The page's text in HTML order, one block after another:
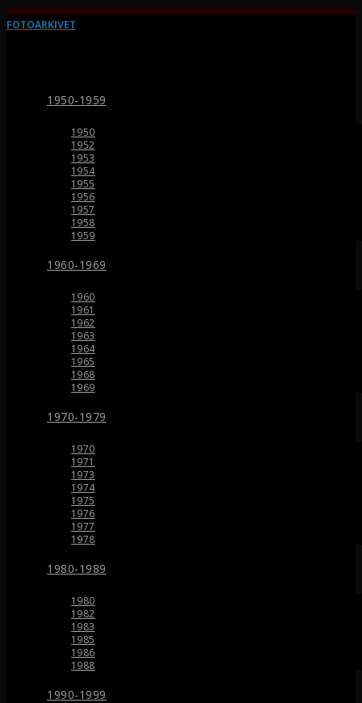
FOTOARKIVET
1950-1959
1950
1952
1953
1954
1955
1956
1957
1958
1959
1960-1969
1960
1961
1962
1963
1964
1965
1968
1969
1970-1979
1970
1971
1973
1974
1975
1976
1977
1978
1980-1989
1980
1982
1983
1985
1986
1988
1990-1999